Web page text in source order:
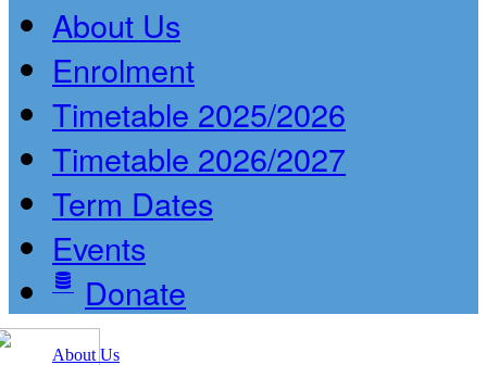
About Us
Enrolment
Timetable 2025/2026
Timetable 2026/2027
Term Dates
Events
Donate
About Us